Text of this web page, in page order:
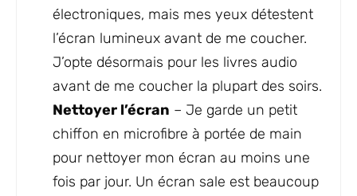
électroniques, mais mes yeux détestent
l’écran lumineux avant de me coucher.
J’opte désormais pour les livres audio
avant de me coucher la plupart des soirs.
Nettoyer l’écran – Je garde un petit
chiffon en microfibre à portée de main
pour nettoyer mon écran au moins une
fois par jour. Un écran sale est beaucoup